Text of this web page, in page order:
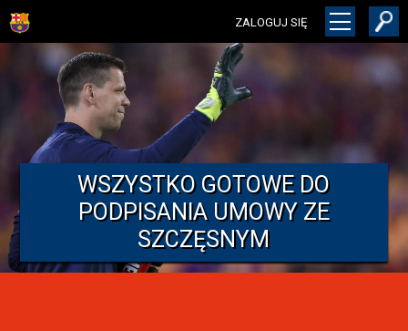
ZALOGUJ SIĘ
WSZYSTKO GOTOWE DO
PODPISANIA UMOWY ZE
SZCZĘSNYM